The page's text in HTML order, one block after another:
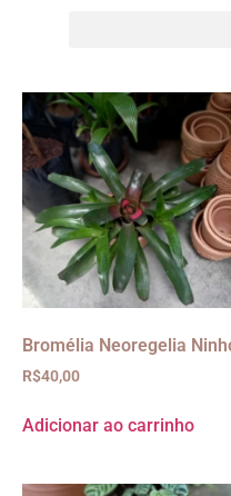
Bromélia Neoregelia
R$40,00
Adicionar ao carrinho